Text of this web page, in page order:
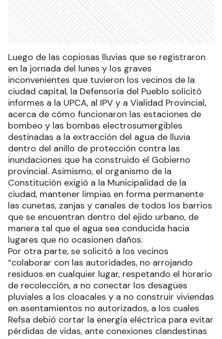
Luego de las copiosas lluvias que se registraron
en la jornada del lunes y los graves
inconvenientes que tuvieron los vecinos de la
ciudad capital, la Defensoría del Pueblo solicitó
informes a la UPCA, al IPV y a Vialidad Provincial,
acerca de cómo funcionaron las estaciones de
bombeo y las bombas electrosumergibles
destinadas a la extracción del agua de lluvia
dentro del anillo de protección contra las
inundaciones que ha construido el Gobierno
provincial. Asimismo, el organismo de la
Constitución exigió a la Municipalidad de la
ciudad, mantener limpias en forma permanente
las cunetas, zanjas y canales de todos los barrios
que se encuentran dentro del ejido urbano, de
manera tal que el agua sea conducida hacia
lugares que no ocasionen daños.
Por otra parte, se solicitó a los vecinos
“colaborar con las autoridades, no arrojando
residuos en cualquier lugar, respetando el horario
de recolección, a no conectar los desagües
pluviales a los cloacales y a no construir viviendas
en asentamientos no autorizados, a los cuales
Refsa debió cortar la energía eléctrica para evitar
pérdidas de vidas, ante conexiones clandestinas